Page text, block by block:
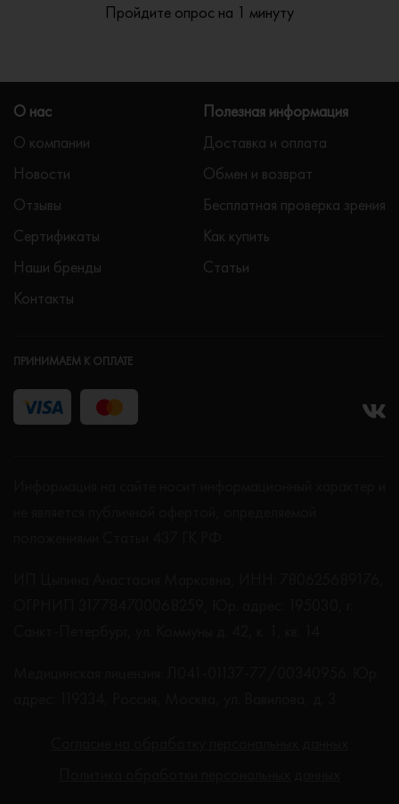
Пройдите опрос на 1 минуту
О нас
О компании
Новости
Отзывы
Сертификаты
Наши бренды
Контакты
Полезная информация
Доставка и оплата
Обмен и возврат
Бесплатная проверка зрения
Как купить
Статьи
ПРИНИМАЕМ К ОПЛАТЕ